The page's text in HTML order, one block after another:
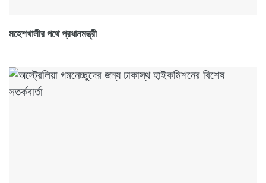
মহেশখালীর পথে প্রধানমন্ত্রী